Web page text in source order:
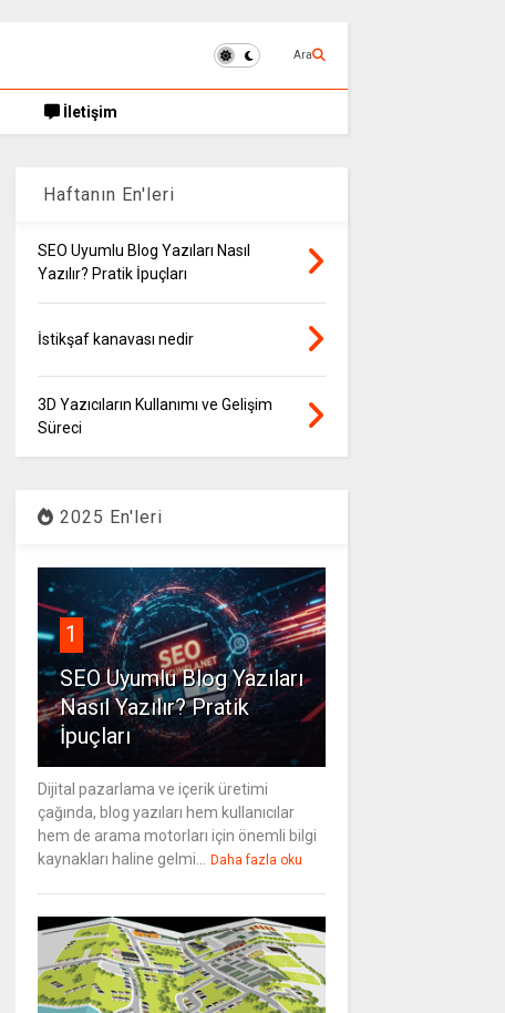
Ara
İletişim
Haftanın En'leri
SEO Uyumlu Blog Yazıları Nasıl
Yazılır? Pratik İpuçları
İstikşaf kanavası nedir
3D Yazıcıların Kullanımı ve Gelişim
Süreci
2025 En'leri
1
SEO Uyumlu Blog Yazıları
Nasıl Yazılır? Pratik
İpuçları
Dijital pazarlama ve içerik üretimi
çağında, blog yazıları hem kullanıcılar
hem de arama motorları için önemli bilgi
kaynakları haline gelmi...
Daha fazla oku